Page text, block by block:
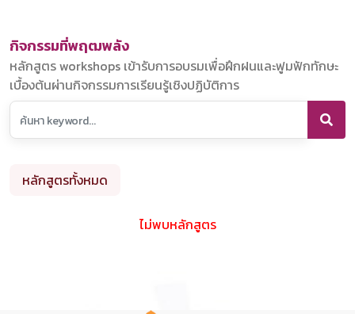
กิจกรรมที่พฤฒพลัง
หลักสูตร workshops เข้ารับการอบรมเพื่อฝึกฝนและฟูมฟักทักษะ
เบื้องต้นผ่านกิจกรรมการเรียนรู้เชิงปฏิบัติการ
หลักสูตรทั้งหมด
ไม่พบหลักสูตร